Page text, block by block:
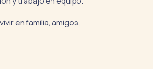
en familia, amigos,